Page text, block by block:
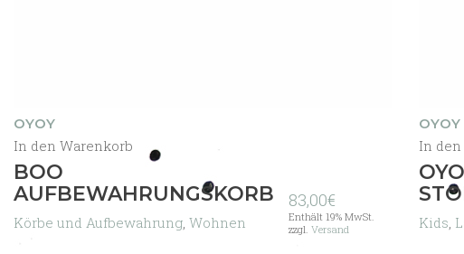
OYOY
In den Warenkorb
BOO
AUFBEWAHRUNGSKORB
Körbe und Aufbewahrung Wohnen
83,00€
Enthält 19% MwSt.
zzgl. Versand
OYOY
In
Kids